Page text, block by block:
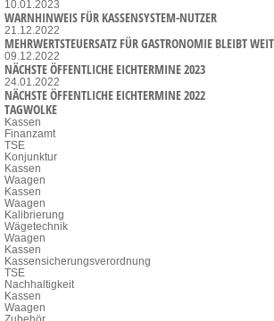
10.01.2023
WARNHINWEIS FÜR KASSENSYSTEM-NUTZER
21.12.2022
MEHRWERTSTEUERSATZ FÜR GASTRONOMIE BLEIBT
09.12.2022
NÄCHSTE ÖFFENTLICHE EICHTERMINE 2023
24.01.2022
NÄCHSTE ÖFFENTLICHE EICHTERMINE 2022
TAGWOLKE
Kassen
Finanzamt
TSE
Konjunktur
Kassen
Waagen
Kassen
Waagen
Kalibrierung
Wägetechnik
Waagen
Kassen
Kassensicherungsverordnung
TSE
Nachhaltigkeit
Kassen
Waagen